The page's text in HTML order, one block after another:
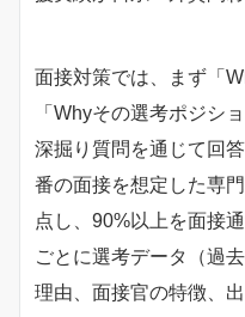
面接対策では、まず「
「Whyその選考ポジシ
深掘り質問を通じて回
番の面接を想定した専
点し、90%以上を面接
ごとに選考データ（過
理由、面接官の特徴、